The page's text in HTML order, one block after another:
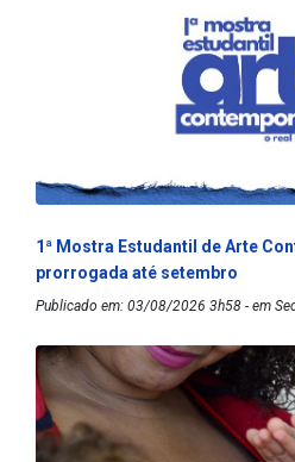
1ª Mostra Estudantil de Arte
prorrogada até setembro
Publicado em: 03/08/2026 3h58 - em